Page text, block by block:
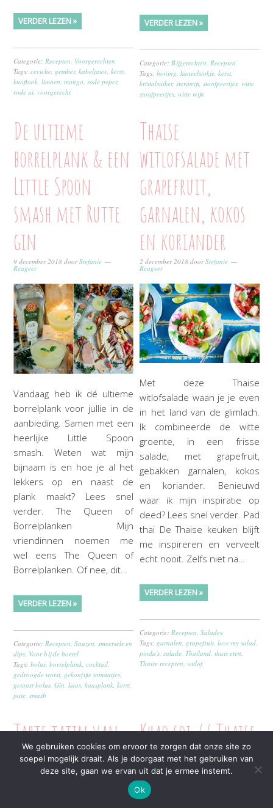
VERDER LEZEN »
Categorie:Recepten, Voorgerechten
Tags:ceviche, gember,kabeljauw,kerst,
knoflook,limoen,mango,rode peper,
rode ui, voorgerecht
VERDER LEZEN »
Categorie:Bijgerechten,Recepten
Tags:honing,kaneelstokje,kerst,
kristalsuiker,steranijs,stoofpeertjes,witte
stoofpeertjes,witte wijn
De ultieme
borrelplank & een
Little Spoon
smash met Rutte
gin
9 december 2018 doorStefanie
Reageer
Vandaag heb ik dé ultieme
borrelplank voor jullie in de
aanbieding. Samen met een
heerlijke Little Spoon
smash. Weten wat mijn
bijnaam is en hoe je al het
lekkers op en naast de
plank maakt? Lees snel
verder. The Queen of
Borrelplanken Mijn
vriendinnen noemen me
wel eens The Queen of
Borrelplanken. Of nee, dit…
VERDER LEZEN »
Categorie: Recepten ,Sauzen, smeersels en
dips Voor bij de borrel
Tags:bolus ,borrelplank ,cocktail
gedroogde worst gekonfijte tomaatjes
getoast bolus ,Gin ,kaas ,kaasplank ,kerst
pate ,smash
Thaise
witlofsalade met
grapefruit,
garnalen, kokos
en koriander
2 december 2018 doorStefanie
Reageer
Met deze Thaise
witlofsalade waan je je even
in het land van de glimlach.
Ik combineerde de witte
groente, in een frisse
salade, met grapefruit,
gebakken garnalen, kokos
en koriander. Benieuwd
waar ik mijn inspiratie op
deed? Lees snel verder. Pad
thai De Thaise keuken blijft
me inspireren en verveelt
echt nooit. Zelfs niet na…
VERDER LEZEN »
Categorie:Recepten,Salades
Tags: garnalen, grapefruit,love my salad,
pinda's,salade,Thailand,thais eten,
Thaise recepten,witlof
Tarte tatin van
sjalotten met een
Khao soi // Thaise
currysoep met
noodles en kip
We gebruiken cookies om ervoor te zorgen dat onze site zo
soepel mogelijk draait. Als je doorgaat met het gebruiken van
deze site, gaan we ervan uit dat je ermee instemt.
Ok